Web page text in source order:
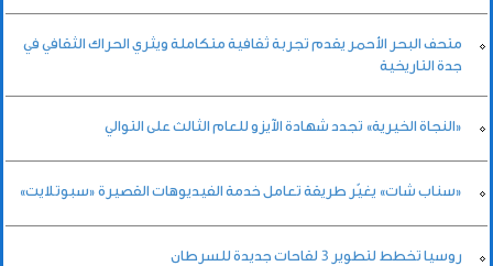
متحف البحر الأحمر يقدم تجربة ثقافية متكاملة ويثري الحراك الثقافي في
جدة التاريخية
«النجاة الخيرية» تجدد شهادة الآيزو للعام الثالث على التوالي
«سناب شات» يغيّر طريقة تعامل خدمة الفيديوهات القصيرة «سبوتلايت»
روسيا تخطط لتطوير 3 لقاحات جديدة للسرطان